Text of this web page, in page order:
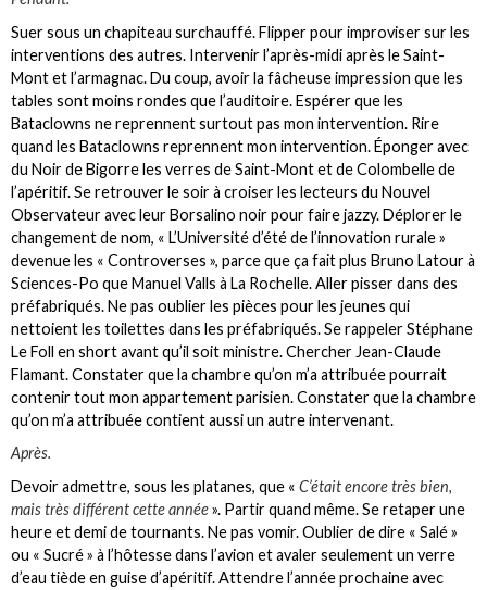
Suer sous un chapiteau surchauffé. Flipper pour improviser sur les
interventions des autres. Intervenir l’après-midi après le Saint-
Mont et l’armagnac. Du coup, avoir la fâcheuse impression que les
tables sont moins rondes que l’auditoire. Espérer que les
Bataclowns ne reprennent surtout pas mon intervention. Rire
quand les Bataclowns reprennent mon intervention. Éponger avec
du Noir de Bigorre les verres de Saint-Mont et de Colombelle de
l’apéritif. Se retrouver le soir à croiser les lecteurs du Nouvel
Observateur avec leur Borsalino noir pour faire jazzy. Déplorer le
changement de nom, « L’Université d’été de l’innovation rurale »
devenue les « Controverses », parce que ça fait plus Bruno Latour à
Sciences-Po que Manuel Valls à La Rochelle. Aller pisser dans des
préfabriqués. Ne pas oublier les pièces pour les jeunes qui
nettoient les toilettes dans les préfabriqués. Se rappeler Stéphane
Le Foll en short avant qu’il soit ministre. Chercher Jean-Claude
Flamant. Constater que la chambre qu’on m’a attribuée pourrait
contenir tout mon appartement parisien. Constater que la chambre
qu’on m’a attribuée contient aussi un autre intervenant.
Après.
Devoir admettre, sous les platanes, que « C’était encore très bien,
mais très différent cette année». Partir quand même. Se retaper une
heure et demi de tournants. Ne pas vomir. Oublier de dire « Salé »
ou « Sucré » à l’hôtesse dans l’avion et avaler seulement un verre
d’eau tiède en guise d’apéritif. Attendre l’année prochaine avec